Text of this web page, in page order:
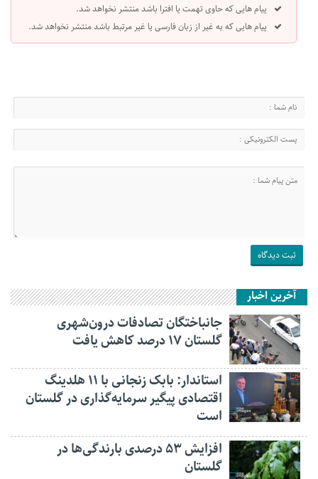
پیام هایی که حاوی تهمت یا افترا باشد منتشر نخواهد شد.
پیام هایی که به غیر از زبان فارسی یا غیر مرتبط باشد منتشر نخواهد شد.
آخرین اخبار
جانباختگان تصادفات درون‌شهری
گلستان ۱۷ درصد کاهش یافت
استاندار: بابک زنجانی با ۱۱ هلدینگ
اقتصادی پیگیر سرمایه‌گذاری در گلستان
است
افزایش ۵۳ درصدی بارندگی‌ها در
گلستان